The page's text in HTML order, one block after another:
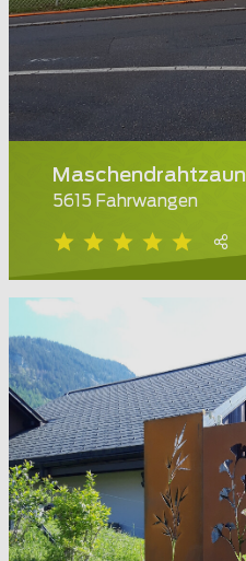
Maschendrahtzaun
5615 Fahrwangen